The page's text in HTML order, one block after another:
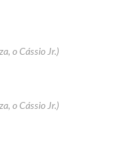
o Cássio Jr.)
o Cássio Jr.)